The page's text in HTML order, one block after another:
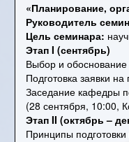
«Планирование,
Руководитель
Цель семинара:
Этап I (сентябрь)
Выбор и
Подготовка заявки
Заседание кафедры
(28 сентября, 10:00,
Этап II (октябрь –
Принципы